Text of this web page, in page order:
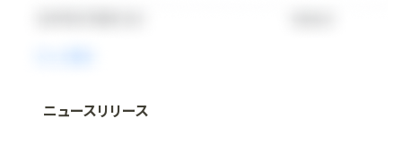
法人向け情報プラットフォーム
ニュースリリース